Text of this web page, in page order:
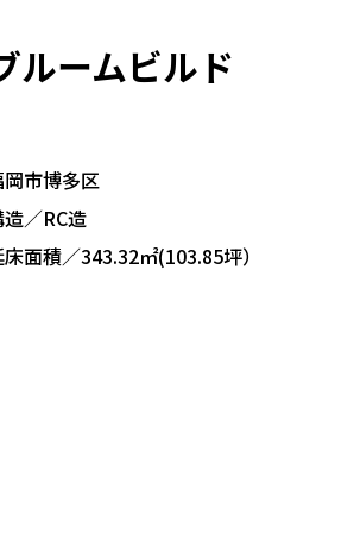
ルームビルド
市博多区
／RC造
面積／343.32㎡(103.85坪）